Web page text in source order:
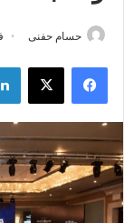
حسام حفنى
فيسبوك ‫X